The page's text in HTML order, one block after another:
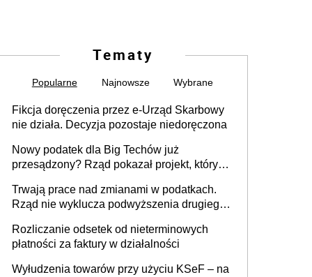
Tematy
Popularne Najnowsze Wybrane
Fikcja doręczenia przez e-Urząd Skarbowy
nie działa. Decyzja pozostaje niedoręczona
Nowy podatek dla Big Techów już
przesądzony? Rząd pokazał projekt, który
Trwają prace nad zmianami w podatkach.
Rząd nie wyklucza podwyższenia drugiego
Rozliczanie odsetek od nieterminowych
płatności za faktury w działalności
Wyłudzenia towarów przy użyciu KSeF – na